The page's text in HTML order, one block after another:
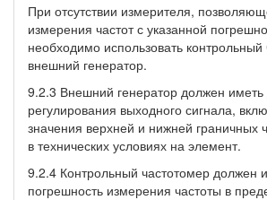
При отсутствии измерителя,
измерения частот с указанной
необходимо использовать контрольный
внешний генератор.
9.2.3 Внешний генератор должен иметь
регулирования выходного сигнала,
значения верхней и нижней граничных
в технических условиях на элемент.
9.2.4 Контрольный частотомер должен
погрешность измерения частоты в